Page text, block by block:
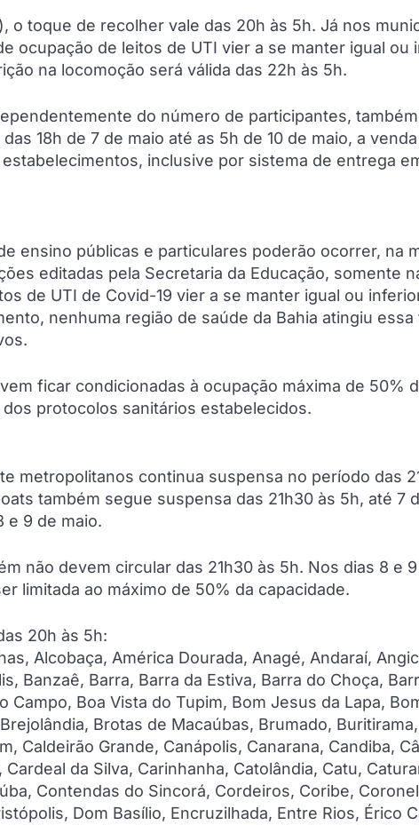
o toque de recolher vale das 20h às 5h. Já nos
ocupação de leitos de UTI vier a se manter igual ou
na locomoção será válida das 22h às 5h.
do número de participantes,
18h de 7 de maio até as 5h de 10 de maio, a
inclusive por sistema de entrega
ensino públicas e particulares poderão ocorrer, na
editadas pela Secretaria da Educação, somente
de UTI de Covid-19 vier a se manter igual ou
nenhuma região de saúde da Bahia atingiu essa
ficar condicionadas à ocupação máxima de 50%
protocolos sanitários estabelecidos.
metropolitanos continua suspensa no período das
também segue suspensa das 21h30 às 5h, até 7
e 9 de maio.
não devem circular das 21h30 às 5h. Nos dias 8 e
limitada ao máximo de 50% da capacidade.
20h às 5h:
Alcobaça, América Dourada, Anagé, Andaraí,
Banzaê, Barra, Barra da Estiva, Barra do Choça,
Campo, Boa Vista do Tupim, Bom Jesus da Lapa,
Brotas de Macaúbas, Brumado,
Caldeirão Grande, Canápolis, Canarana, Candiba,
da Silva, Carinhanha, Catolândia, Catu,
Contendas do Sincorá, Cordeiros, Coribe,
Dom Basílio, Encruzilhada, Entre Rios, Érico